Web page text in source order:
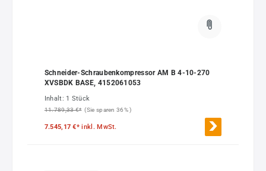
Schneider-Schraubenkompressor AM B 4-10-270
XVSBDK BASE, 4152061053
Inhalt: 1 Stück
11.789,33 €* (Sie sparen 36% )
7.545,17 €*inkl. MwSt.